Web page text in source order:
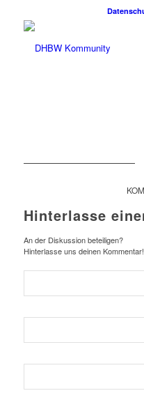
Hinterlasse
An der Diskussion beteiligen?
Hinterlasse uns deinen Kommentar!